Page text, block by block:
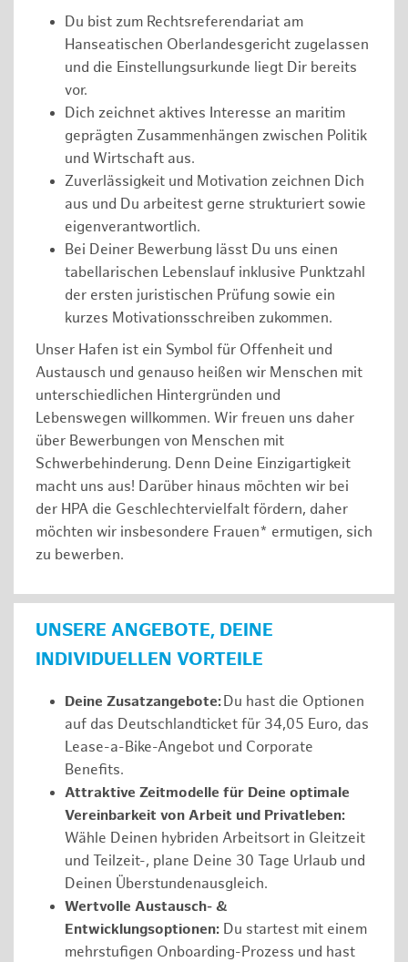
Du bist zum Rechtsreferendariat am
Hanseatischen Oberlandesgericht zugelassen
und die Einstellungsurkunde liegt Dir bereits
vor.
Dich zeichnet aktives Interesse an maritim
geprägten Zusammenhängen zwischen Politik
und Wirtschaft aus.
Zuverlässigkeit und Motivation zeichnen Dich
aus und Du arbeitest gerne strukturiert sowie
eigenverantwortlich.
Bei Deiner Bewerbung lässt Du uns einen
tabellarischen Lebenslauf inklusive Punktzahl
der ersten juristischen Prüfung sowie ein
kurzes Motivationsschreiben zukommen.
Unser Hafen ist ein Symbol für Offenheit und
Austausch und genauso heißen wir Menschen mit
unterschiedlichen Hintergründen und
Lebenswegen willkommen. Wir freuen uns daher
über Bewerbungen von Menschen mit
Schwerbehinderung. Denn Deine Einzigartigkeit
macht uns aus! Darüber hinaus möchten wir bei
der HPA die Geschlechtervielfalt fördern, daher
möchten wir insbesondere Frauen* ermutigen, sich
zu bewerben.
UNSERE ANGEBOTE, DEINE
INDIVIDUELLEN VORTEILE
Deine Zusatzangebote: Du hast die Optionen
auf das Deutschlandticket für 34,05 Euro, das
Lease-a-Bike-Angebot und Corporate
Benefits.
Attraktive Zeitmodelle für Deine optimale
Vereinbarkeit von Arbeit und Privatleben:
Wähle Deinen hybriden Arbeitsort in Gleitzeit
und Teilzeit-, plane Deine 30 Tage Urlaub und
Deinen Überstundenausgleich.
Wertvolle Austausch- &
Entwicklungsoptionen: Du startest mit einem
mehrstufigen Onboarding-Prozess und hast